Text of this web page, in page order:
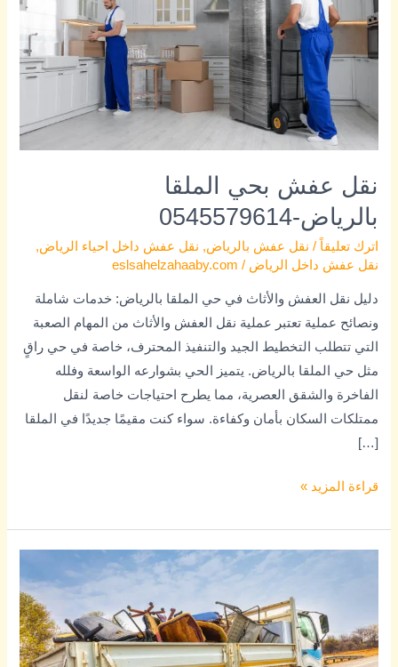
نقل عفش بحي الملقا
بالرياض-0545579614
اترك تعليقاً / نقل عفش بالرياض, نقل عفش داخل احياء الرياض,
نقل عفش داخل الرياض /
eslsahelzahaaby.com
دليل نقل العفش والأثاث في حي الملقا بالرياض: خدمات شاملة
ونصائح عملية تعتبر عملية نقل العفش والأثاث من المهام الصعبة
التي تتطلب التخطيط الجيد والتنفيذ المحترف، خاصة في حي راقٍ
مثل حي الملقا بالرياض. يتميز الحي بشوارعه الواسعة وفلله
الفاخرة والشقق العصرية، مما يطرح احتياجات خاصة لنقل
ممتلكات السكان بأمان وكفاءة. سواء كنت مقيمًا جديدًا في الملقا
[…]
بالرياض-0545579614
قراءة المزيد »
عفش
شمال